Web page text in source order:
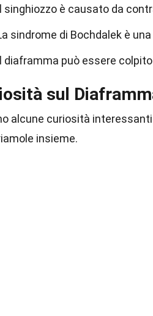
singhiozzo è causato da
sindrome di Bochdalek è
diaframma può essere
sul
alcune curiosità
insieme.